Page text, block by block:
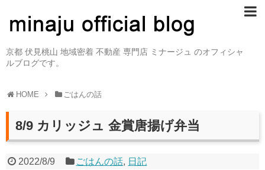
京都 伏見桃山 地域密着 不動産 専門店 ミナージュ のオフィシャ
ルブログです。
HOME ごはんの話
8/9 カリッジュ 金賞唐揚げ弁当
2022/8/9 ごはんの話, 日記